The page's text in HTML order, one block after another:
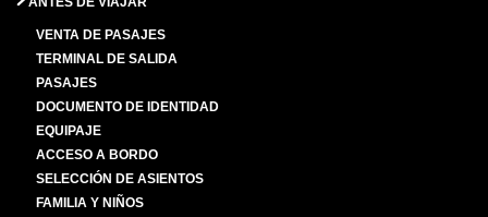
VENTA DE PASAJES
TERMINAL DE SALIDA
PASAJES
DOCUMENTO DE IDENTIDAD
EQUIPAJE
ACCESO A BORDO
SELECCIÓN DE ASIENTOS
FAMILIA Y NIÑOS